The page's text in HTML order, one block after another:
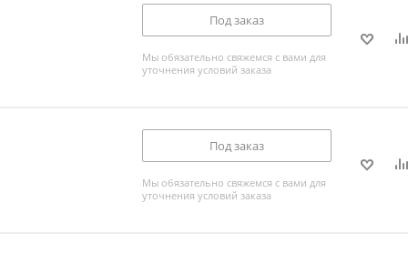
Под заказ
Мы обязательно свяжемся с вами для
уточнения условий заказа
Под заказ
Мы обязательно свяжемся с вами для
уточнения условий заказа